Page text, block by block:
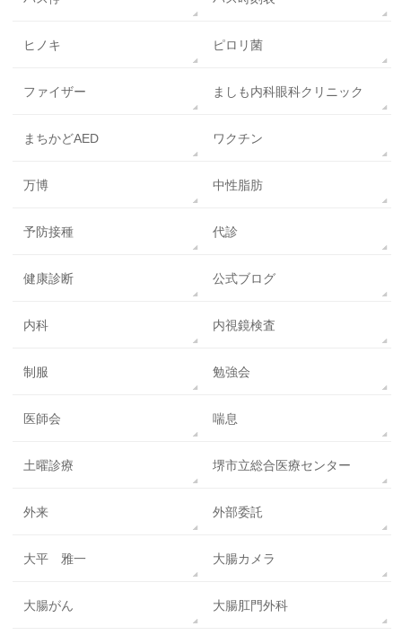
ヒノキ ピロリ菌
ファイザー ましも内科眼科クリニック
まちかどAED ワクチン
万博 中性脂肪
予防接種 代診
健康診断 公式ブログ
内科 内視鏡検査
制服 勉強会
医師会 喘息
土曜診療 堺市立総合医療センター
外来 外部委託
大平 雅一 大腸カメラ
大腸がん 大腸肛門外科